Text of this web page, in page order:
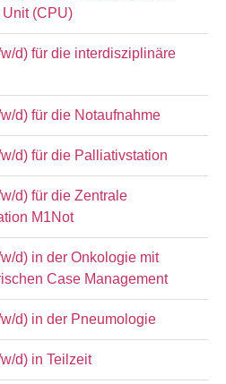
Unit (CPU)
d) für die interdisziplinäre
d) für die Notaufnahme
d) für die Palliativstation
d) für die Zentrale
M1Not
d) in der Onkologie mit
Case Management
d) in der Pneumologie
d) in Teilzeit